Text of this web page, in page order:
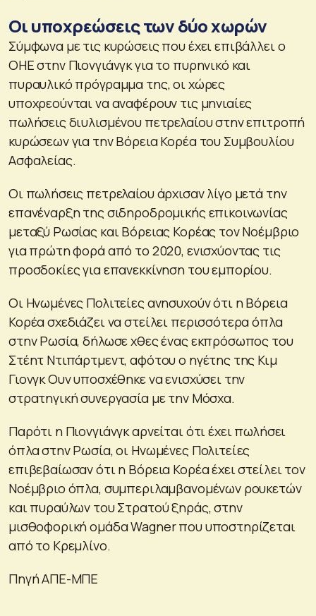
Οι υποχρεώσεις των δύο χωρών
Σύμφωνα με τις κυρώσεις που έχει επιβάλλει ο
ΟΗΕ στην Πιονγιάνγκ για το πυρηνικό και
πυραυλικό πρόγραμμα της, οι χώρες
υποχρεούνται να αναφέρουν τις μηνιαίες
πωλήσεις διυλισμένου πετρελαίου στην επιτροπή
κυρώσεων για την Βόρεια Κορέα του Συμβουλίου
Ασφαλείας.
Οι πωλήσεις πετρελαίου άρχισαν λίγο μετά την
επανέναρξη της σιδηροδρομικής επικοινωνίας
μεταξύ Ρωσίας και Βόρειας Κορέας τον Νοέμβριο
για πρώτη φορά από το 2020, ενισχύοντας τις
προσδοκίες για επανεκκίνηση του εμπορίου.
Οι Ηνωμένες Πολιτείες ανησυχούν ότι η Βόρεια
Κορέα σχεδιάζει να στείλει περισσότερα όπλα
στην Ρωσία, δήλωσε χθες ένας εκπρόσωπος του
Στέητ Ντιπάρτμεντ, αφότου ο ηγέτης της Κιμ
Γιονγκ Ουν υποσχέθηκε να ενισχύσει την
στρατηγική συνεργασία με την Μόσχα.
Παρότι η Πιονγιάνγκ αρνείται ότι έχει πωλήσει
όπλα στην Ρωσία, οι Ηνωμένες Πολιτείες
επιβεβαίωσαν ότι η Βόρεια Κορέα έχει στείλει τον
Νοέμβριο όπλα, συμπεριλαμβανομένων ρουκετών
και πυραύλων του Στρατού ξηράς, στην
μισθοφορική ομάδα Wagner που υποστηρίζεται
από το Κρεμλίνο.
Πηγή ΑΠΕ-ΜΠΕ